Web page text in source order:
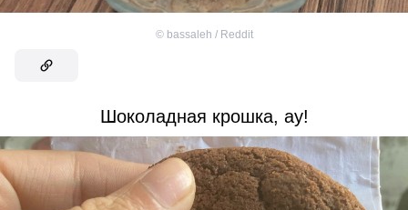
© bassaleh / Reddit
Шоколадная крошка, ау!